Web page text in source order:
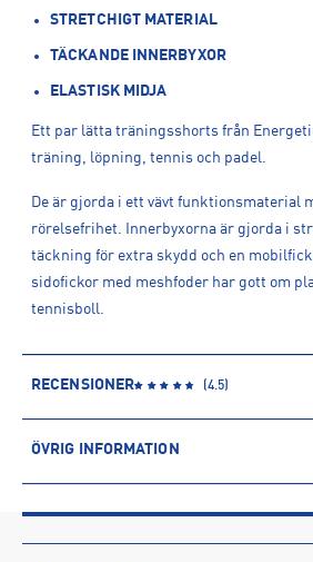
STRETCHIGT MATERIAL
TÄCKANDE INNERBYXOR
ELASTISK MIDJA
Ett par lätta träningsshorts från
träning, löpning, tennis och padel.
De är gjorda i ett vävt funktionsmaterial
rörelsefrihet. Innerbyxorna är gjorda i
täckning för extra skydd och en
sidofickor med meshfoder har gott om
tennisboll.
RECENSIONER (4.5)
ÖVRIG INFORMATION
Produktnummer: 1562186
Leverantörens produktnummer: 1562186